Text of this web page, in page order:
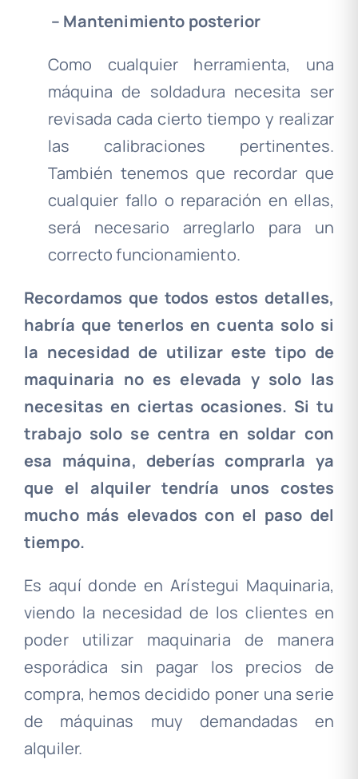
– Mantenimiento posterior
Como cualquier herramienta, una
máquina de soldadura necesita ser
revisada cada cierto tiempo y realizar
las calibraciones pertinentes.
También tenemos que recordar que
cualquier fallo o reparación en ellas,
será necesario arreglarlo para un
correcto funcionamiento.
Recordamos que todos estos detalles,
habría que tenerlos en cuenta solo si
la necesidad de utilizar este tipo de
maquinaria no es elevada y solo las
necesitas en ciertas ocasiones. Si tu
trabajo solo se centra en soldar con
esa máquina, deberías comprarla ya
que el alquiler tendría unos costes
mucho más elevados con el paso del
tiempo.
Es aquí donde en Arístegui Maquinaria,
viendo la necesidad de los clientes en
poder utilizar maquinaria de manera
esporádica sin pagar los precios de
compra, hemos decidido poner una serie
de máquinas muy demandadas en
alquiler.